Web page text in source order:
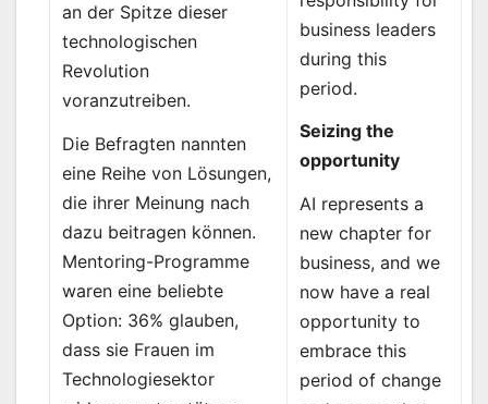
an der Spitze dieser
technologischen
Revolution
voranzutreiben.
Die Befragten nannten
eine Reihe von Lösungen,
die ihrer Meinung nach
dazu beitragen können.
Mentoring-Programme
waren eine beliebte
Option: 36% glauben,
dass sie Frauen im
Technologiesektor
business leaders
during this
period.
Seizing the
opportunity
AI represents a
new chapter for
business, and we
now have a real
opportunity to
embrace this
period of change